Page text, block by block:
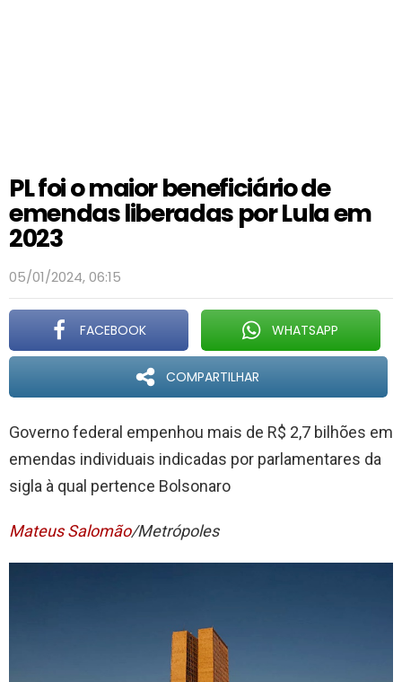
PL foi o maior beneficiário de
emendas liberadas por Lula em
2023
05/01/2024, 06:15
FACEBOOK WHATSAPP
COMPARTILHAR
Governo federal empenhou mais de R$ 2,7 bilhões em
emendas individuais indicadas por parlamentares da
sigla à qual pertence Bolsonaro
Mateus Salomão/Metrópoles